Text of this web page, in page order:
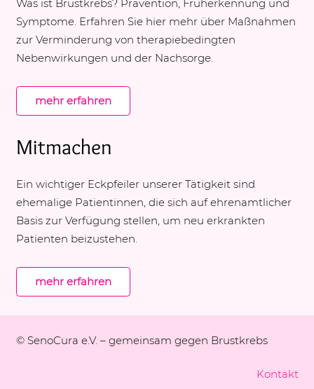
Was ist Brustkrebs? Prävention, Früherkennung und
Symptome. Erfahren Sie hier mehr über Maßnahmen
zur Verminderung von therapiebedingten
Nebenwirkungen und der Nachsorge.
mehr erfahren
Mitmachen
Ein wichtiger Eckpfeiler unserer Tätigkeit sind
ehemalige Patientinnen, die sich auf ehrenamtlicher
Basis zur Verfügung stellen, um neu erkrankten
Patienten beizustehen.
mehr erfahren
© SenoCura e.V. – gemeinsam gegen Brustkrebs
Kontakt